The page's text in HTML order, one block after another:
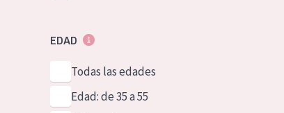
EDAD
Todas las edades
Edad: de 35 a 55